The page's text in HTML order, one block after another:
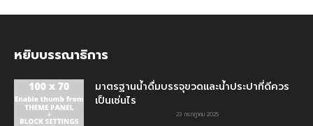
หยิบบรรณาธิการ
มาตรฐานน้ำดื่มบรรจุขวดและน้ำประปาที่ดีควร
เป็นเช่นไร
23 กรกฎาคม 2025